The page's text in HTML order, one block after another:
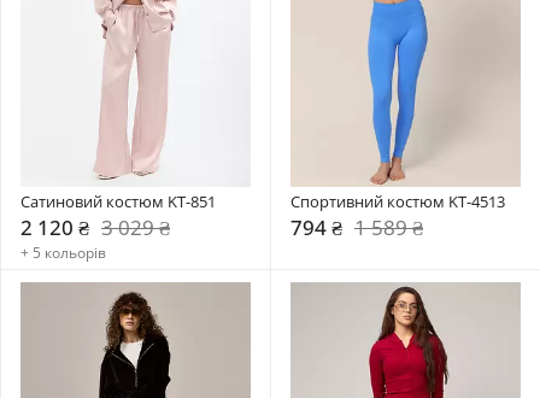
Сатиновий костюм KT-851
2 120 ₴ 3 029 ₴
+ 5 кольорів
Спортивний костюм KT-4513
794 ₴ 1 589 ₴